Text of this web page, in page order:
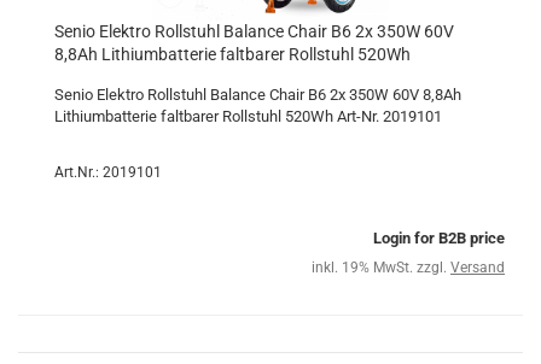
Senio Elektro Rollstuhl Balance Chair B6 2x 350W 60V
8,8Ah Lithiumbatterie faltbarer Rollstuhl 520Wh
Senio Elektro Rollstuhl Balance Chair B6 2x 350W 60V 8,8Ah
Lithiumbatterie faltbarer Rollstuhl 520Wh Art-Nr. 2019101
Art.Nr.: 2019101
Login for B2B price
inkl. 19% MwSt. zzgl. Versand